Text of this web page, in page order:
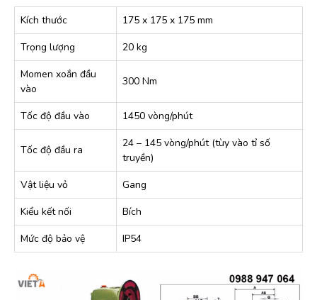
Kích thước
175 x 175 x 175 mm
Trọng lượng
20 kg
Momen xoắn đầu
vào
300 Nm
Tốc độ đầu vào 1450 vòng/phút
Tốc độ đầu ra
24 – 145 vòng/phút (tùy vào tỉ số
truyền)
Vật liệu vỏ
Gang
Kiểu kết nối
Bích
Mức độ bảo vệ
IP54